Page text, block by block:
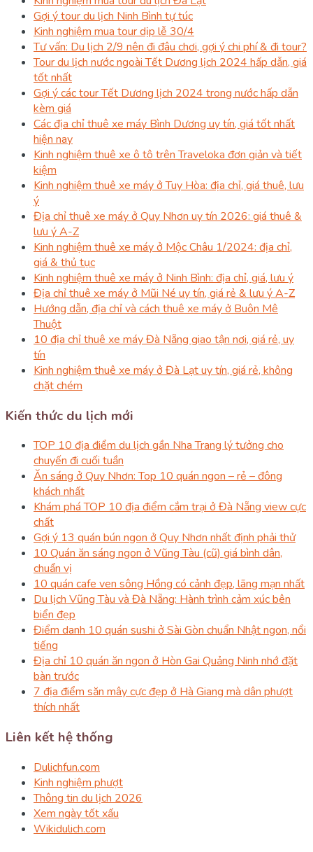
Gợi ý tour du lịch Ninh Bình tự túc
Kinh nghiệm mua tour dịp lễ 30/4
Tư vấn: Du lịch 2/9 nên đi đâu chơi, gợi ý chi phí & đi tour?
Tour du lịch nước ngoài Tết Dương lịch 2024 hấp dẫn, giá
tốt nhất
Gợi ý các tour Tết Dương lịch 2024 trong nước hấp dẫn
kèm giá
Các địa chỉ thuê xe máy Bình Dương uy tín, giá tốt nhất
hiện nay
Kinh nghiệm thuê xe ô tô trên Traveloka đơn giản và tiết
kiệm
Kinh nghiệm thuê xe máy ở Tuy Hòa: địa chỉ, giá thuê, lưu
ý
Địa chỉ thuê xe máy ở Quy Nhơn uy tín 2026: giá thuê &
lưu ý A-Z
Kinh nghiệm thuê xe máy ở Mộc Châu 1/2024: địa chỉ,
giá & thủ tục
Kinh nghiệm thuê xe máy ở Ninh Bình: địa chỉ, giá, lưu ý
Địa chỉ thuê xe máy ở Mũi Né uy tín, giá rẻ & lưu ý A-Z
Hướng dẫn, địa chỉ và cách thuê xe máy ở Buôn Mê
Thuột
10 địa chỉ thuê xe máy Đà Nẵng giao tận nơi, giá rẻ, uy
tín
Kinh nghiệm thuê xe máy ở Đà Lạt uy tín, giá rẻ, không
chặt chém
Kiến thức du lịch mới
TOP 10 địa điểm du lịch gần Nha Trang lý tưởng cho
chuyến đi cuối tuần
Ăn sáng ở Quy Nhơn: Top 10 quán ngon – rẻ – đông
khách nhất
Khám phá TOP 10 địa điểm cắm trại ở Đà Nẵng view cực
chất
Gợi ý 13 quán bún ngon ở Quy Nhơn nhất định phải thử
10 Quán ăn sáng ngon ở Vũng Tàu (cũ) giá bình dân,
chuẩn vị
10 quán cafe ven sông Hồng có cảnh đẹp, lãng mạn nhất
Du lịch Vũng Tàu và Đà Nẵng: Hành trình cảm xúc bên
biển đẹp
Điểm danh 10 quán sushi ở Sài Gòn chuẩn Nhật ngon, nổi
tiếng
Địa chỉ 10 quán ăn ngon ở Hòn Gai Quảng Ninh nhớ đặt
bàn trước
7 địa điểm săn mây cực đẹp ở Hà Giang mà dân phượt
thích nhất
Liên kết hệ thống
Dulichfun.com
Kinh nghiệm phượt
Thông tin du lịch 2026
Xem ngày tốt xấu
Wikidulich.com